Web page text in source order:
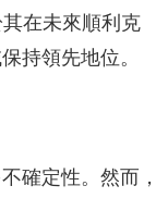
在未來順利克
持領先地位。
確定性。然而，